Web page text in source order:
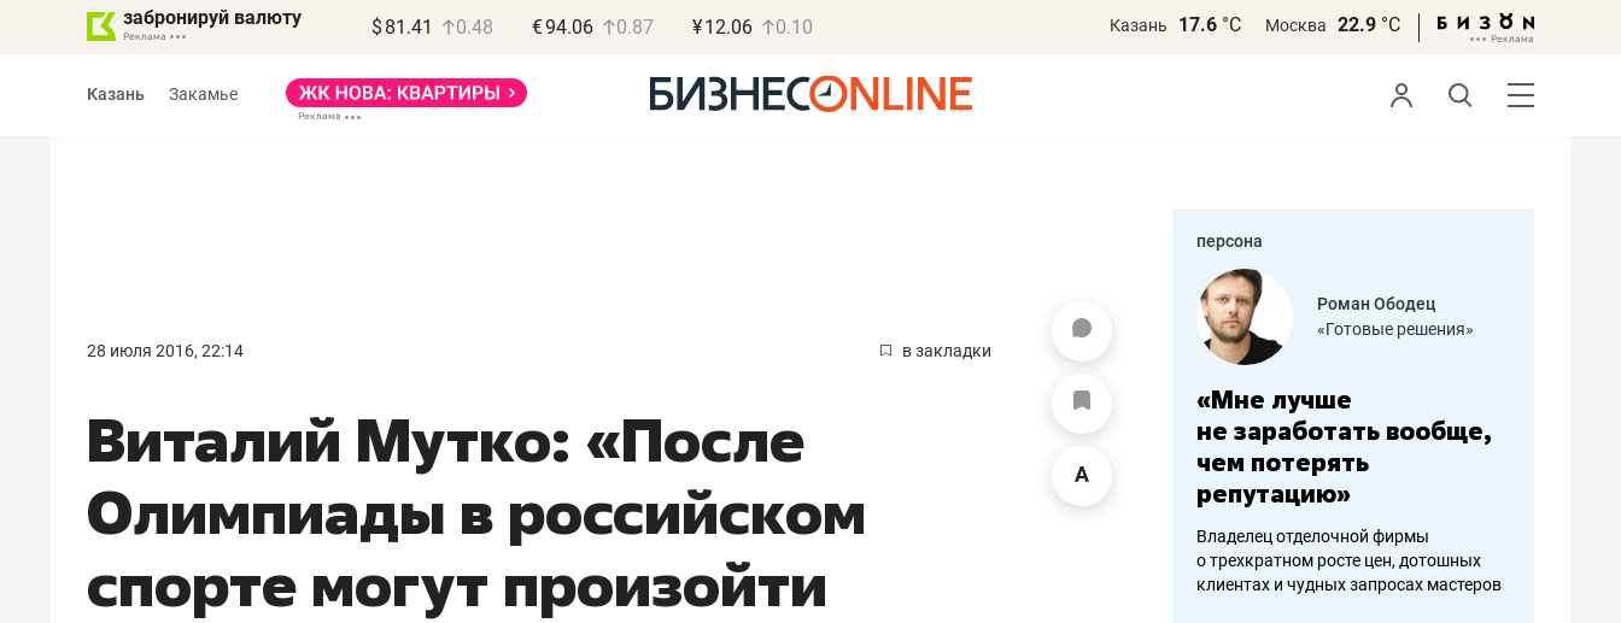
забронируй валюту $ 81.41 0.48 €94.06 0.87 ¥12.06 0.10 Казань 17.6 °С Москва 22.9 °С
Казань Закамье
28 июля 2016, 22:14 в закладки
​Виталий Мутко: «После
Олимпиады в российском
спорте могут произойти
персона
«Не зная местных
потерять минимум
Роман Ободец
«Готовые решения»
«Мне лучше
не заработать вообще,
чем потерять
репутацию»
Владелец отделочной фирмы
о трехкратном росте цен, дотошных
клиентах и чудных запросах мастеров